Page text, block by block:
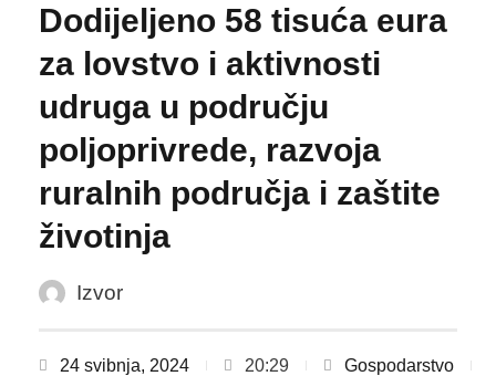
Dodijeljeno 58 tisuća eura
za lovstvo i aktivnosti
udruga u području
poljoprivrede, razvoja
ruralnih područja i zaštite
životinja
Izvor
24 svibnja, 2024 20:29
Gospodarstvo